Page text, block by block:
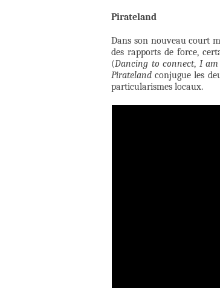
Pirateland
Dans son nouveau court
des rapports de force,
(Dancing to connect, I am
Pirateland conjugue les
particularismes locaux.